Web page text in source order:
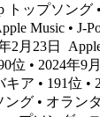
トップソング
Music • J-
2月23日
位 • 2024年9
ア • 191位 •
グ • オラン